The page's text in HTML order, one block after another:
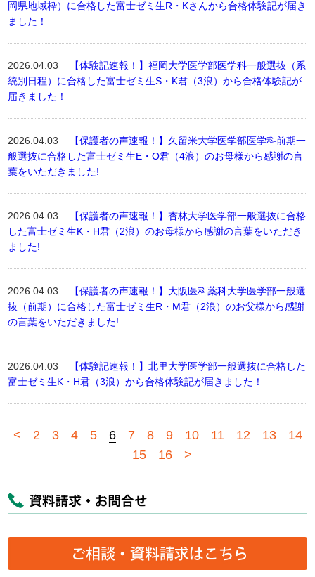
岡県地域枠）に合格した富士ゼミ生R・Kさんから合格体験記が届き
ました！
2026.04.03
【体験記速報！】福岡大学医学部医学科一般選抜（系
統別日程）に合格した富士ゼミ生S・K君（3浪）から合格体験記が
届きました！
2026.04.03
【保護者の声速報！】久留米大学医学部医学科前期一
般選抜に合格した富士ゼミ生E・O君（4浪）のお母様から感謝の言
葉をいただきました!
2026.04.03
【保護者の声速報！】杏林大学医学部一般選抜に合格
した富士ゼミ生K・H君（2浪）のお母様から感謝の言葉をいただき
ました!
2026.04.03
【保護者の声速報！】大阪医科薬科大学医学部一般選
抜（前期）に合格した富士ゼミ生R・M君（2浪）のお父様から感謝
の言葉をいただきました!
2026.04.03
【体験記速報！】北里大学医学部一般選抜に合格した
富士ゼミ生K・H君（3浪）から合格体験記が届きました！
< 2 3 4 5 6 7 8 9 10 11 12 13
14
15
16 >